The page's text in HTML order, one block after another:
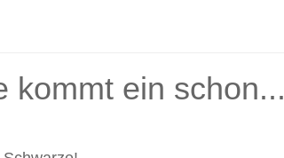
kommt ein schon...